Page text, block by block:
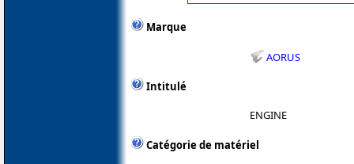
Marque
AORUS
Intitulé
ENGINE
Catégorie de matériel